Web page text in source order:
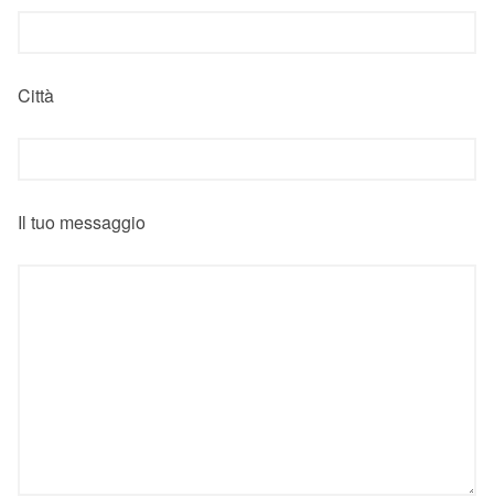
Città
Il tuo messaggio